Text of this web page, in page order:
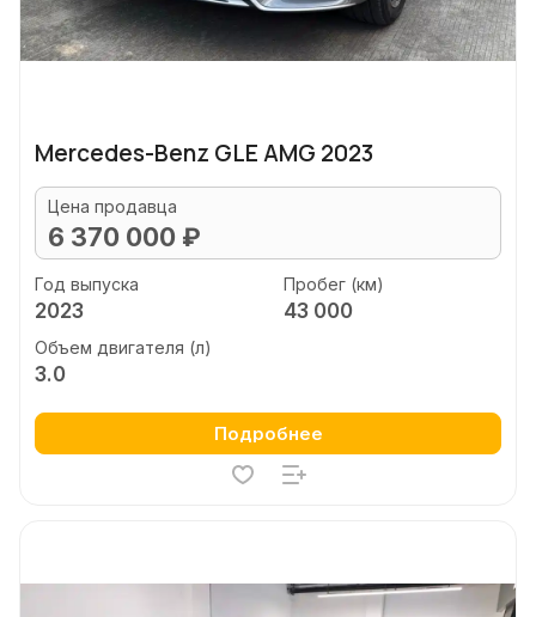
Mercedes-Benz GLE AMG 2023
Цена продавца
6 370 000 ₽
Год выпуска
2023
Пробег (км)
43 000
Объем двигателя (л)
3.0
Подробнее